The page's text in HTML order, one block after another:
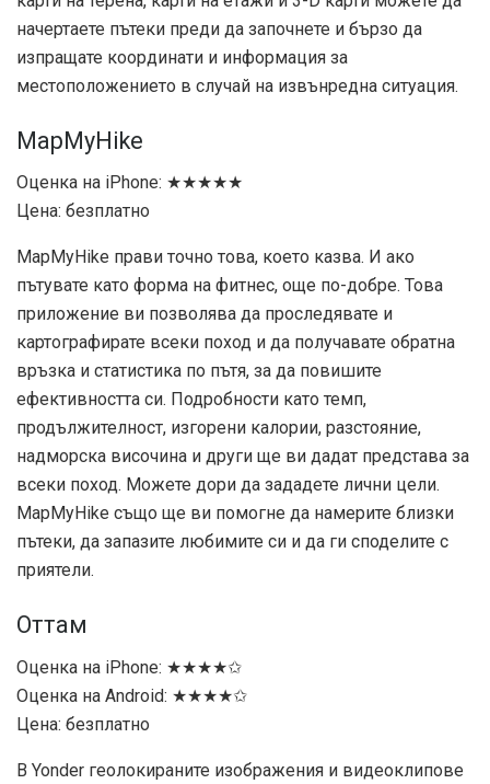
начертаете пътеки преди да започнете и бързо да
изпращате координати и информация за
местоположението в случай на извънредна ситуация.
MapMyHike
Оценка на iPhone: ★★★★★
Цена: безплатно
MapMyHike прави точно това, което казва. И ако
пътувате като форма на фитнес, още по-добре. Това
приложение ви позволява да проследявате и
картографирате всеки поход и да получавате обратна
връзка и статистика по пътя, за да повишите
ефективността си. Подробности като темп,
продължителност, изгорени калории, разстояние,
надморска височина и други ще ви дадат представа за
всеки поход. Можете дори да зададете лични цели.
MapMyHike също ще ви помогне да намерите близки
пътеки, да запазите любимите си и да ги споделите с
приятели.
Оттам
Оценка на iPhone: ★★★★✩
Оценка на Android: ★★★★✩
Цена: безплатно
В Yonder геолокираните изображения и видеоклипове